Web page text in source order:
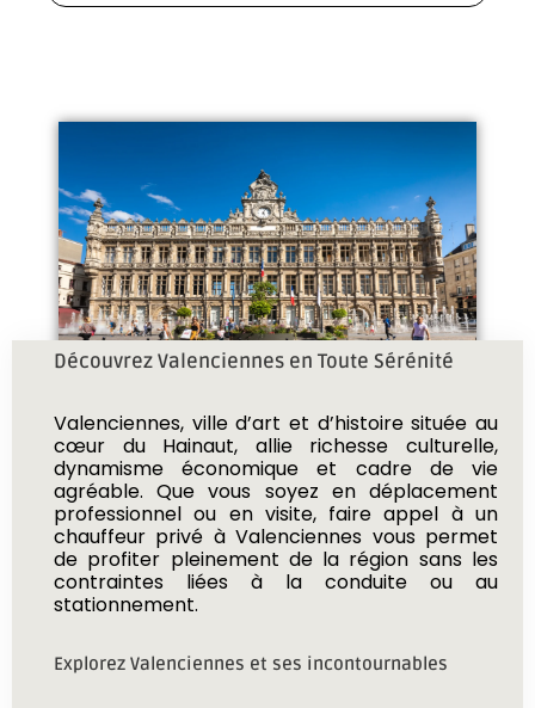
Découvrez Valenciennes en Toute Sérénité
Valenciennes, ville d’art et d’histoire située au
cœur du Hainaut, allie richesse culturelle,
dynamisme économique et cadre de vie
agréable. Que vous soyez en déplacement
professionnel ou en visite, faire appel à un
chauffeur privé à Valenciennes vous permet
de profiter pleinement de la région sans les
contraintes liées à la conduite ou au
stationnement.
Explorez Valenciennes et ses incontournables